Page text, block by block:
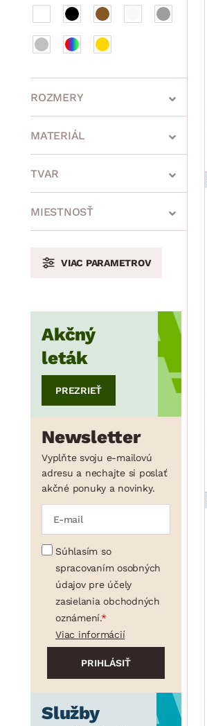
ROZMERY
min.
min. cm max. cm
MATERIÁL
TVAR
MIESTNOSŤ
VIAC PARAMETROV
Akčný
leták
PREZRIEŤ
Newsletter
Vyplňte svoju e-mailovú
adresu a nechajte si poslať
akčné ponuky a novinky.
Súhlasím so
spracovaním osobných
údajov pre účely
zasielania obchodných
oznámení.
Viac informácií
Služby